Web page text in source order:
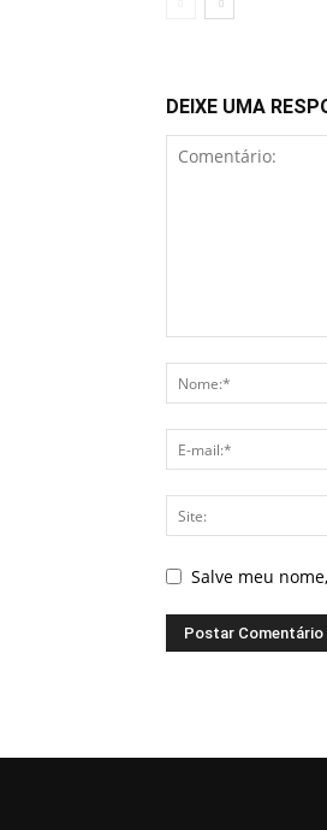
DEIXE UMA
Salve meu